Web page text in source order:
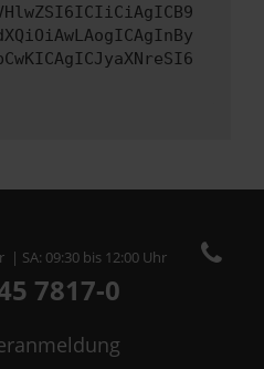
| SA: 09:30 bis 12:00 Uhr
7817-0